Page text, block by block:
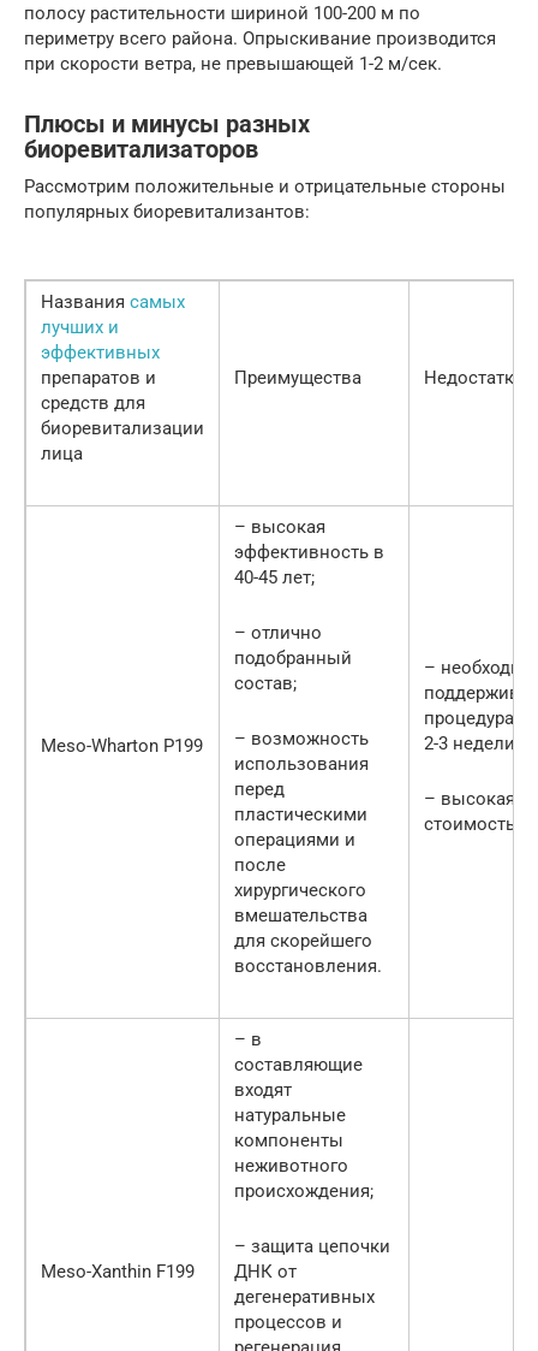
полосу растительности шириной 100-200 м по
периметру всего района. Опрыскивание производится
при скорости ветра, не превышающей 1-2 м/сек.
Плюсы и минусы разных
биоревитализаторов
Рассмотрим положительные и отрицательные стороны
популярных биоревитализантов:
Названия самых
лучших и
эффективных
препаратов и
средств для
биоревитализации
лица
Преимущества Недостатки
Meso-Wharton Р199
– высокая
эффективность в
40-45 лет;
– отлично
подобранный
состав;
– возможность
использования
перед
пластическими
операциями и
после
хирургического
вмешательства
для скорейшего
восстановления.
–
процедурах
2-3 недели;
– высокая
стоимость.
Meso-Xanthin F199
– в
составляющие
входят
натуральные
компоненты
неживотного
происхождения;
– защита цепочки
ДНК от
дегенеративных
процессов и